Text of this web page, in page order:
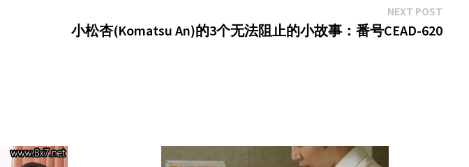
NEXT POSTNext
post:
小松杏(Komatsu An)的3个无法阻止的小故事：番号CEAD-620